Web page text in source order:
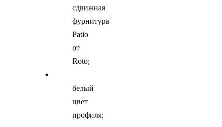
сдвижная
фурнитура
Patio
от
Roto;
белый
цвет
профиля;